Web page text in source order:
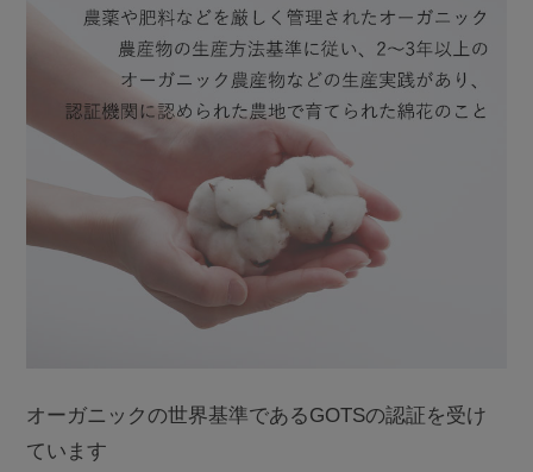
オーガニックの世界基準であるGOTSの認証を受け
ています